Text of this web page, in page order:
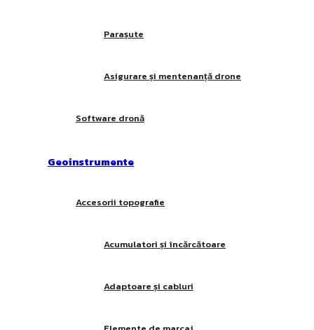
Parașute
Asigurare și mentenanță drone
Software dronă
Geoinstrumente
Accesorii topografie
Acumulatori și încărcătoare
Adaptoare și cabluri